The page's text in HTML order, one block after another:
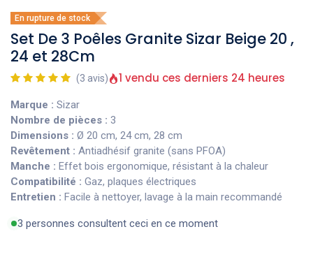
En rupture de stock
Set De 3 Poêles Granite Sizar Beige 20 ,
24 et 28Cm
(3 avis) 1 vendu ces derniers 24 heures
Marque : Sizar
Nombre de pièces : 3
Dimensions : Ø 20 cm, 24 cm, 28 cm
Revêtement : Antiadhésif granite (sans PFOA)
Manche : Effet bois ergonomique, résistant à la chaleur
Compatibilité : Gaz, plaques électriques
Entretien : Facile à nettoyer, lavage à la main recommandé
3 personnes consultent ceci en ce moment